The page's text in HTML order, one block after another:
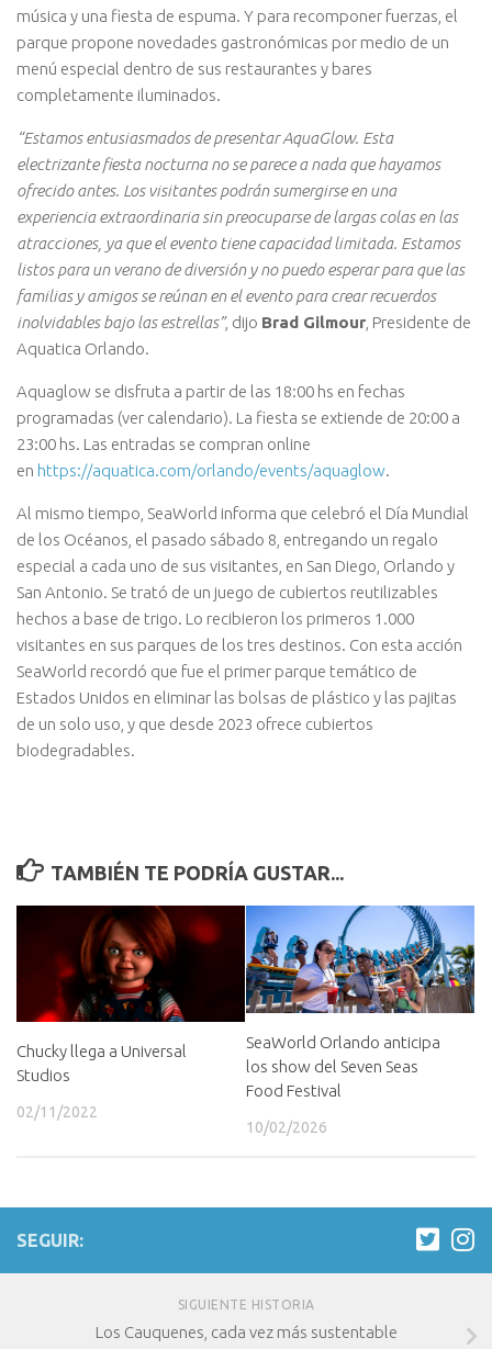
música y una fiesta de espuma. Y para recomponer fuerzas, el
parque propone novedades gastronómicas por medio de un
menú especial dentro de sus restaurantes y bares
completamente iluminados.
“Estamos entusiasmados de presentar AquaGlow. Esta
electrizante fiesta nocturna no se parece a nada que hayamos
ofrecido antes. Los visitantes podrán sumergirse en una
experiencia extraordinaria sin preocuparse de largas colas en las
atracciones, ya que el evento tiene capacidad limitada. Estamos
listos para un verano de diversión y no puedo esperar para que las
familias y amigos se reúnan en el evento para crear recuerdos
inolvidables bajo las estrellas”, dijo Brad Gilmour , Presidente de
Aquatica Orlando.
Aquaglow se disfruta a partir de las 18:00 hs en fechas
programadas (ver calendario). La fiesta se extiende de 20:00 a
23:00 hs. Las entradas se compran online
en https://aquatica.com/orlando/events/aquaglow.
Al mismo tiempo, SeaWorld informa que celebró el Día Mundial
de los Océanos, el pasado sábado 8, entregando un regalo
especial a cada uno de sus visitantes, en San Diego, Orlando y
San Antonio. Se trató de un juego de cubiertos reutilizables
hechos a base de trigo. Lo recibieron los primeros 1.000
visitantes en sus parques de los tres destinos. Con esta acción
SeaWorld recordó que fue el primer parque temático de
Estados Unidos en eliminar las bolsas de plástico y las pajitas
de un solo uso, y que desde 2023 ofrece cubiertos
biodegradables.
TAMBIÉN TE PODRÍA GUSTAR...
Chucky llega a Universal
Studios
02/11/2022
SeaWorld Orlando anticipa
los show del Seven Seas
Food Festival
10/02/2026
SEGUIR:
SIGUIENTE HISTORIA
Los Cauquenes, cada vez más sustentable